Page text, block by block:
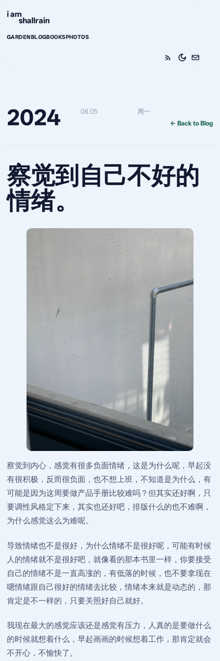
i am
shallrain
GARDENBLOGBOOKSPHOTOS
2024 08.05
周一
← Back to Blog
察觉到自己不好的
情绪。
察觉到内心，感觉有很多负面情绪，这是为什么呢，早起没
有很积极，反而很负面，也不想上班，不知道是为什么，有
可能是因为这周要做产品手册比较难吗？但其实还好啊，只
要调性风格定下来，其实也还好吧，排版什么的也不难啊，
为什么感觉这么为难呢。
导致情绪也不是很好，为什么情绪不是很好呢，可能有时候
人的情绪就不是很好吧，就像看的那本书里一样，你要接受
自己的情绪不是一直高涨的，有低落的时候，也不要拿现在
嗯情绪跟自己很好的情绪去比较，情绪本来就是动态的，那
肯定是不一样的，只要关照好自己就好。
我现在最大的感觉应该还是感觉有压力，人真的是要做什么
的时候就想着什么，早起画画的时候想着工作，那肯定就会
不开心，不愉快了。